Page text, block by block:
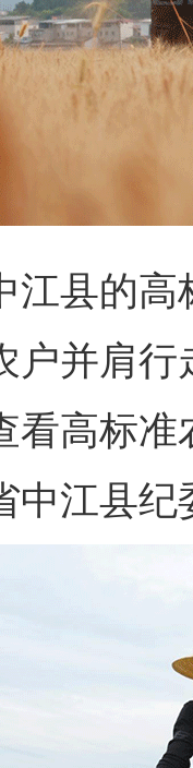
县的高
户并肩
看高标
中江县